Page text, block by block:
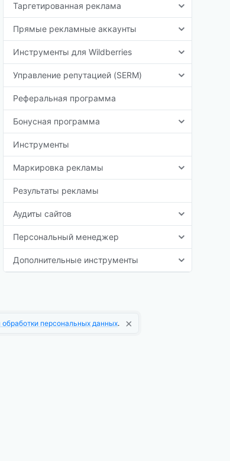
Таргетированная реклама
Прямые рекламные аккаунты
Инструменты для Wildberries
Управление репутацией (SERM)
Реферальная программа
Бонусная программа
Инструменты
Маркировка рекламы
Результаты рекламы
Аудиты сайтов
Персональный менеджер
Дополнительные инструменты
обработки персональных данных. ×